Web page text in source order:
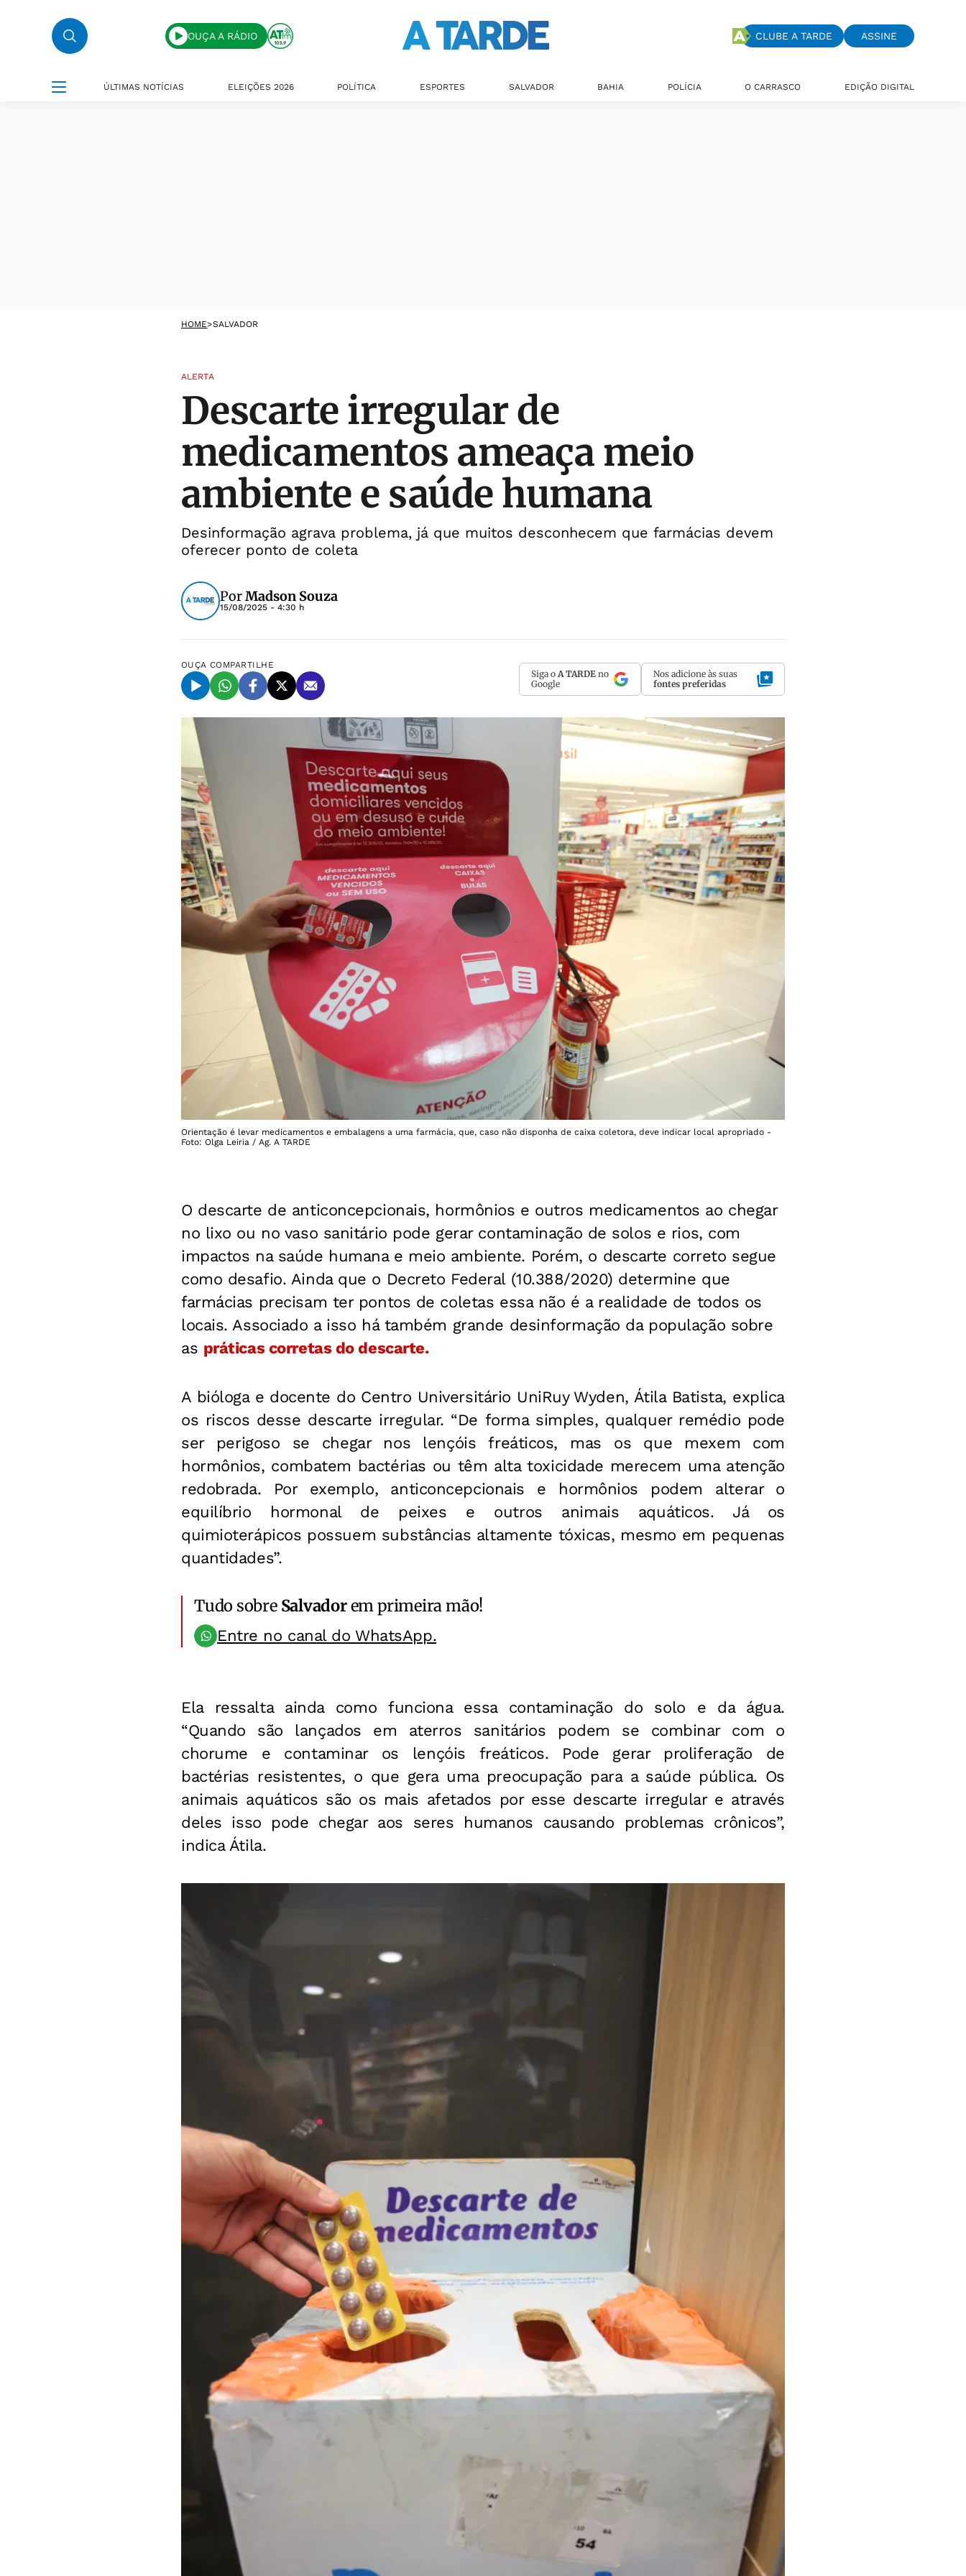
OUÇA A RÁDIO CLUBE A TARDE ASSINE
ÚLTIMAS NOTÍCIAS ELEIÇÕES 2026 POLÍTICA ESPORTES SALVADOR BAHIA POLÍCIA O CARRASCO EDIÇÃO DIGITAL
HOME>SALVADOR
ALERTA
Descarte irregular de
medicamentos ameaça meio
ambiente e saúde humana
Desinformação agrava problema, já que muitos desconhecem que farmácias devem
oferecer ponto de coleta
PorMadson Souza
15/08/2025 - 4:30 h
OUÇA COMPARTILHE
Siga o A TARDE no
Google
Nos adicione às suas
fontes preferidas
Orientação é levar medicamentos e embalagens a uma farmácia, que, caso não disponha de caixa coletora, deve indicar local apropriado -
Foto: Olga Leiria / Ag. A TARDE
O descarte de anticoncepcionais, hormônios e outros medicamentos ao chegar
no lixo ou no vaso sanitário pode gerar contaminação de solos e rios, com
impactos na saúde humana e meio ambiente. Porém, o descarte correto segue
como desafio. Ainda que o Decreto Federal (10.388/2020) determine que
farmácias precisam ter pontos de coletas essa não é a realidade de todos os
locais. Associado a isso há também grande desinformação da população sobre
as práticas corretas do descarte.
A bióloga e docente do Centro Universitário UniRuy Wyden, Átila Batista, explica
os riscos desse descarte irregular. “De forma simples, qualquer remédio pode
ser perigoso se chegar nos lençóis freáticos, mas os que mexem com
hormônios, combatem bactérias ou têm alta toxicidade merecem uma atenção
redobrada. Por exemplo, anticoncepcionais e hormônios podem alterar o
equilíbrio hormonal de peixes e outros animais aquáticos. Já os
quimioterápicos possuem substâncias altamente tóxicas, mesmo em pequenas
quantidades”.
Tudo sobre Salvadorem primeira mão!
Entre no canal do WhatsApp.
Ela ressalta ainda como funciona essa contaminação do solo e da água.
“Quando são lançados em aterros sanitários podem se combinar com o
chorume e contaminar os lençóis freáticos. Pode gerar proliferação de
bactérias resistentes, o que gera uma preocupação para a saúde pública. Os
animais aquáticos são os mais afetados por esse descarte irregular e através
deles isso pode chegar aos seres humanos causando problemas crônicos”,
indica Átila.